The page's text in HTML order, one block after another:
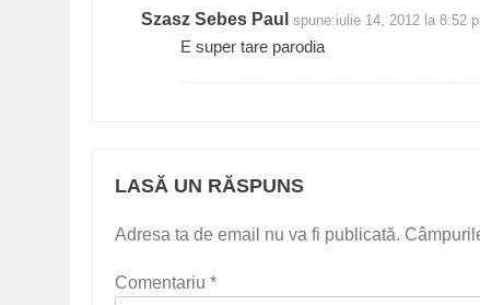
Szasz Sebes Paul spune:iulie 14, 2012 la 8:52
E super tare parodia
LASĂ UN RĂSPUNS
Adresa ta de email nu va fi publicată.
Comentariu *